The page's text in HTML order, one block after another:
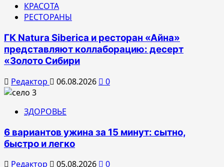
КРАСОТА
РЕСТОРАНЫ
ГК Natura Siberica и ресторан «Айна»
представляют коллаборацию: десерт
«Золото Сибири
Редактор 06.08.2026 0
ЗДОРОВЬЕ
6 вариантов ужина за 15 минут: сытно,
быстро и легко
Редактор 05.08.2026 0